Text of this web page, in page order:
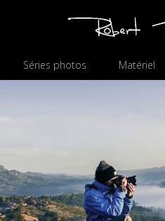
Séries photos Matériel